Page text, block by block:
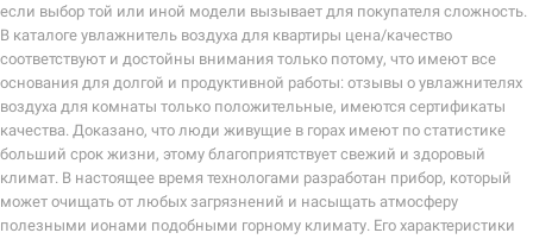
если выбор той или иной модели вызывает для покупателя сложность.
В каталоге увлажнитель воздуха для квартиры цена/качество
соответствуют и достойны внимания только потому, что имеют все
основания для долгой и продуктивной работы: отзывы о увлажнителях
воздуха для комнаты только положительные, имеются сертификаты
качества. Доказано, что люди живущие в горах имеют по статистике
больший срок жизни, этому благоприятствует свежий и здоровый
климат. В настоящее время технологами разработан прибор, который
может очищать от любых загрязнений и насыщать атмосферу
полезными ионами подобными горному климату. Его характеристики